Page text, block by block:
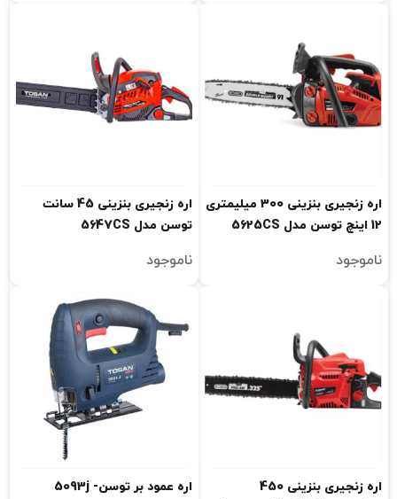
اره زنجیری بنزینی 300 میلیمتری
12 اینچ توسن مدل 5625CS
ناموجود
اره زنجیری بنزینی 45 سانت
توسن مدل 5647CS
ناموجود
اره زنجیری بنزینی 450
اره عمود بر توسن- 5093j